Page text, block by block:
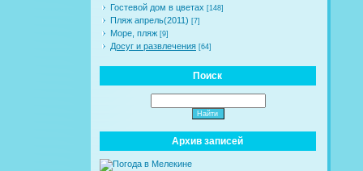
Гостевой дом в цветах [148]
Пляж апрель(2011) [7]
Море, пляж [9]
Досуг и развлечения [64]
Поиск
Архив записей